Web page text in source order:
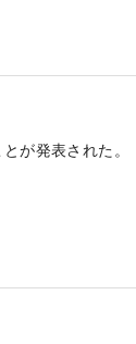
が発表された。